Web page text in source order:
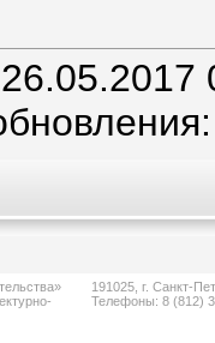
191025, г. Санкт-
Телефоны: 8 (812)